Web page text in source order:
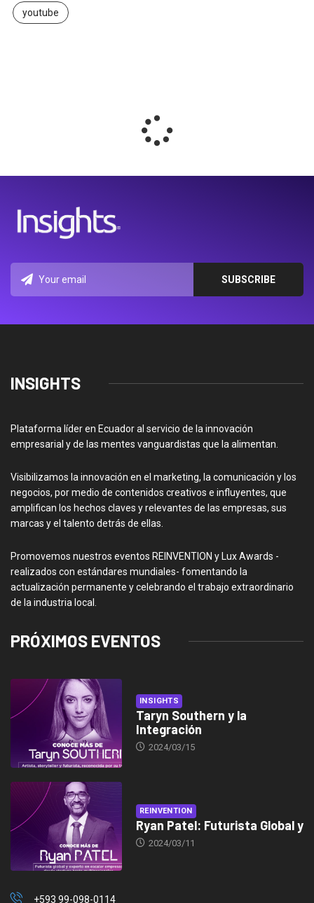
youtube
INSIGHTS
Plataforma líder en Ecuador al servicio de la innovación
empresarial y de las mentes vanguardistas que la alimentan.
Visibilizamos la innovación en el marketing, la comunicación y los
negocios, por medio de contenidos creativos e influyentes, que
amplifican los hechos claves y relevantes de las empresas, sus
marcas y el talento detrás de ellas.
Promovemos nuestros eventos REINVENTION y Lux Awards -
realizados con estándares mundiales- fomentando la
actualización permanente y celebrando el trabajo extraordinario
de la industria local.
PRÓXIMOS EVENTOS
INSIGHTS
Taryn Southern y la
Integración
2024/03/15
REINVENTION
Ryan Patel: Futurista Global y
2024/03/11
+593 99-098-0114